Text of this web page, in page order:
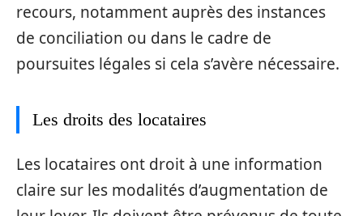
recours, notamment auprès des instances
de conciliation ou dans le cadre de
poursuites légales si cela s’avère nécessaire.
Les droits des locataires
Les locataires ont droit à une information
claire sur les modalités d’augmentation de